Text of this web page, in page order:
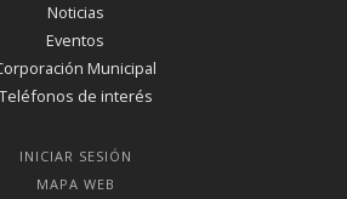
Noticias
Eventos
Municipal
Teléfonos de interés
INICIAR SESIÓN
MAPA WEB